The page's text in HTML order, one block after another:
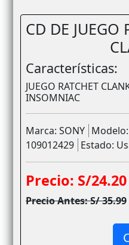
CD DE JUEGO
Características:
JUEGO RATCHET
INSOMNIAC
Marca: SONY Modelo:
109012429 Estado:
Precio: S/
Precio Antes: S/ 35.99